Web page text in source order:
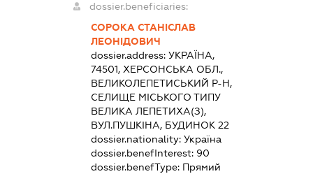
dossier.beneficiaries:
СОРОКА СТАНІСЛАВ
ЛЕОНІДОВИЧ
dossier.address:УКРАЇНА,
74501, ХЕРСОНСЬКА ОБЛ.,
ВЕЛИКОЛЕПЕТИСЬКИЙ Р-Н,
СЕЛИЩЕ МІСЬКОГО ТИПУ
ВЕЛИКА ЛЕПЕТИХА(З),
ВУЛ.ПУШКІНА, БУДИНОК 22
dossier.nationality:Україна
dossier.benefInterest: 90
dossier.benefType: Прямий